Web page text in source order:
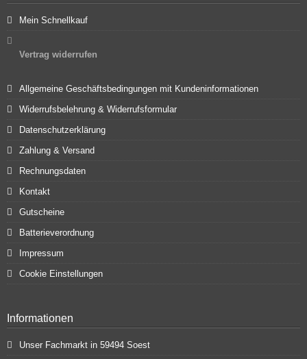
Mein Schnellkauf
Vertrag widerrufen
Allgemeine Geschäftsbedingungen mit Kundeninformationen
Widerrufsbelehrung & Widerrufsformular
Datenschutzerklärung
Zahlung & Versand
Rechnungsdaten
Kontakt
Gutscheine
Batterieverordnung
Impressum
Cookie Einstellungen
Informationen
Unser Fachmarkt in 59494 Soest